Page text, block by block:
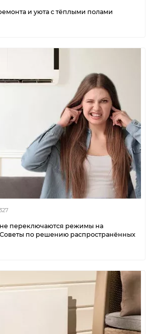
и уюта с тёплыми полами
не переключаются режимы на
по решению распространённых